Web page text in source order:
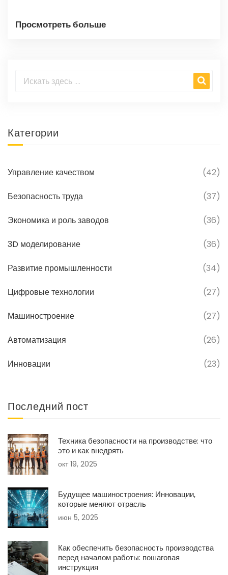
Просмотреть больше
Категории
Управление качеством (42)
Безопасность труда (37)
Экономика и роль заводов (36)
3D моделирование (36)
Развитие промышленности (34)
Цифровые технологии (27)
Машиностроение (27)
Автоматизация (26)
Инновации (23)
Последний пост
Техника безопасности на производстве: что
это и как внедрять
окт 19, 2025
Будущее машиностроения: Инновации,
которые меняют отрасль
июн 5, 2025
Как обеспечить безопасность производства
перед началом работы: пошаговая
инструкция